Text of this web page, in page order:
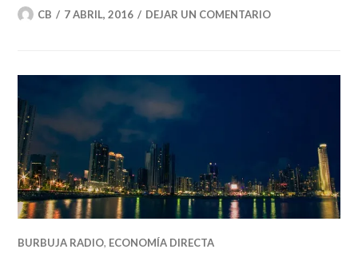
CB 7 ABRIL, 2016 DEJAR UN COMENTARIO
BURBUJA RADIO, ECONOMÍA DIRECTA